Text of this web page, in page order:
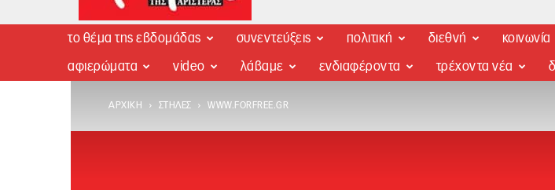
το θέμα της εβδομάδας συνεντεύξεις πολιτική διεθνή κοινωνία
αφιερώματα video λάβαμε ενδιαφέροντα τρέχοντα νέα
ΑΡΧΙΚΉ ΣΤΉΛΕΣ WWW.FORFREE.GR